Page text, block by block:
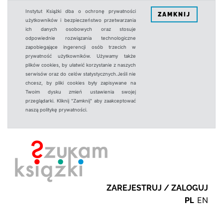
Instytut Książki dba o ochronę prywatności
użytkowników i bezpieczeństwo przetwarzania
ich danych osobowych oraz stosuje
odpowiednie rozwiązania technologiczne
zapobiegające ingerencji osób trzecich w
prywatność użytkowników. Używamy także
plików cookies, by ułatwić korzystanie z naszych
serwisów oraz do celów statystycznych.Jeśli nie
chcesz, by pliki cookies były zapisywane na
Twoim dysku zmień ustawienia swojej
przeglądarki. Kliknij "Zamknij" aby zaakceptować
naszą politykę prywatności.
ZAMKNIJ
ZAREJESTRUJ / ZALOGUJ
PL EN